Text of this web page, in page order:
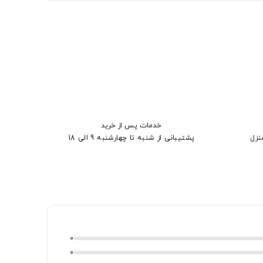
خدمات پس از خرید
پشتیبانی از شنبه تا چهارشنبه 9 الی 18
0
0